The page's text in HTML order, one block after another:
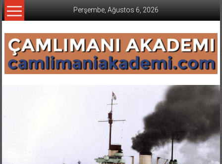
İçeriğe
geç
Perşembe, Ağustos 6, 2026